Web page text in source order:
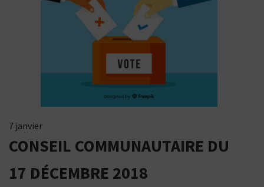
7 janvier
CONSEIL COMMUNAUTAIRE DU
17 DÉCEMBRE 2018